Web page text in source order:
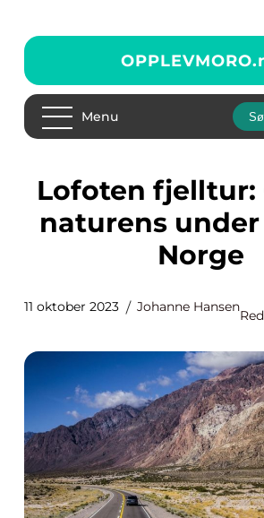
OPPLEVMORO.
Menu
Lofoten fjelltur: Opplev
naturens
Norge
11 oktober 2023 Johanne Hansen